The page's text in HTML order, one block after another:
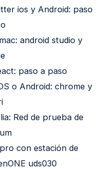
ios y Android: paso
android studio y
paso a paso
o Android: chrome y
Red de prueba de
con estación de
uds030